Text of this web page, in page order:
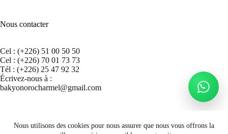
Nous utilisons des cookies pour nous assurer que nous vous offrons la
Nous contacter
Cel : (+226) 51 00 50 50
Cel : (+226) 70 01 73 73
Tél : (+226) 25 47 92 32
Écrivez-nous à :
bakyonorocharmel@gmail.com